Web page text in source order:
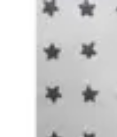
Courses Rapides
Analyse de Performance
Courses Rapides